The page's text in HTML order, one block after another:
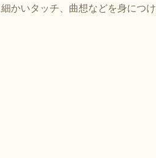
かいタッチ、曲想などを身につけ